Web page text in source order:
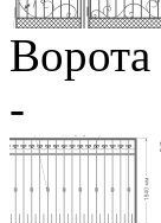
Ворота
-